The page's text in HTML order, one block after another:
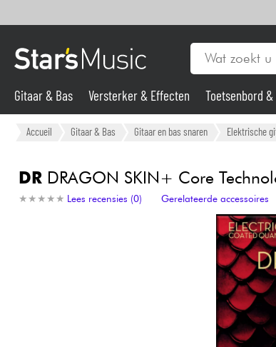
Gitaar & Bas
Synths & samplers
Gitaar & Bas Versterker & Effecten Toetsenbord &
Accueil Gitaar & Bas Gitaar en bas snaren Elektrische
DRDRAGON SKIN+ Core
★ ★ ★ ★ ★
★ ★ ★ ★ ★ Lees recensies (0) Gerelateerde accessoires